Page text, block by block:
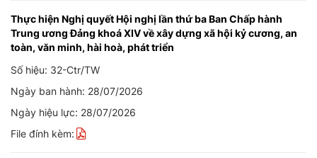
Thực hiện Nghị quyết Hội nghị lần thứ ba Ban Chấp hành
Trung ương Đảng khoá XIV về xây dựng xã hội kỷ cương, an
toàn, văn minh, hài hoà, phát triển
Số hiệu: 32-Ctr/TW
Ngày ban hành: 28/07/2026
Ngày hiệu lực: 28/07/2026
File đính kèm: